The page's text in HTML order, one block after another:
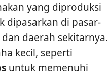
yang diproduksi
dipasarkan di pasar-
dan daerah sekitarnya.
kecil, seperti
untuk memenuhi